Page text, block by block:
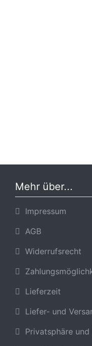
Mehr über...
Impressum
AGB
Widerrufsrecht
Lieferzeit
Liefer- und
Privatsphäre